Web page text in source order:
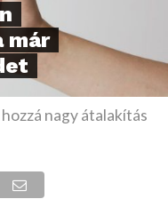
már
nagy átalakítás